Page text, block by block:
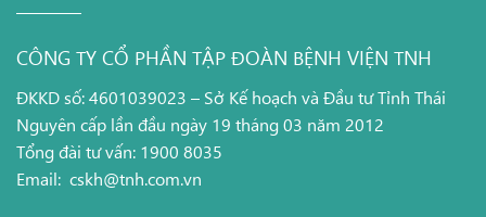
CÔNG TY CỔ PHẦN TẬP ĐOÀN BỆNH VIỆN TNH
ĐKKD số: 4601039023 – Sở Kế hoạch và Đầu tư Tỉnh Thái
Nguyên cấp lần đầu ngày 19 tháng 03 năm 2012
Tổng đài tư vấn: 1900 8035
Email: cskh@tnh.com.vn